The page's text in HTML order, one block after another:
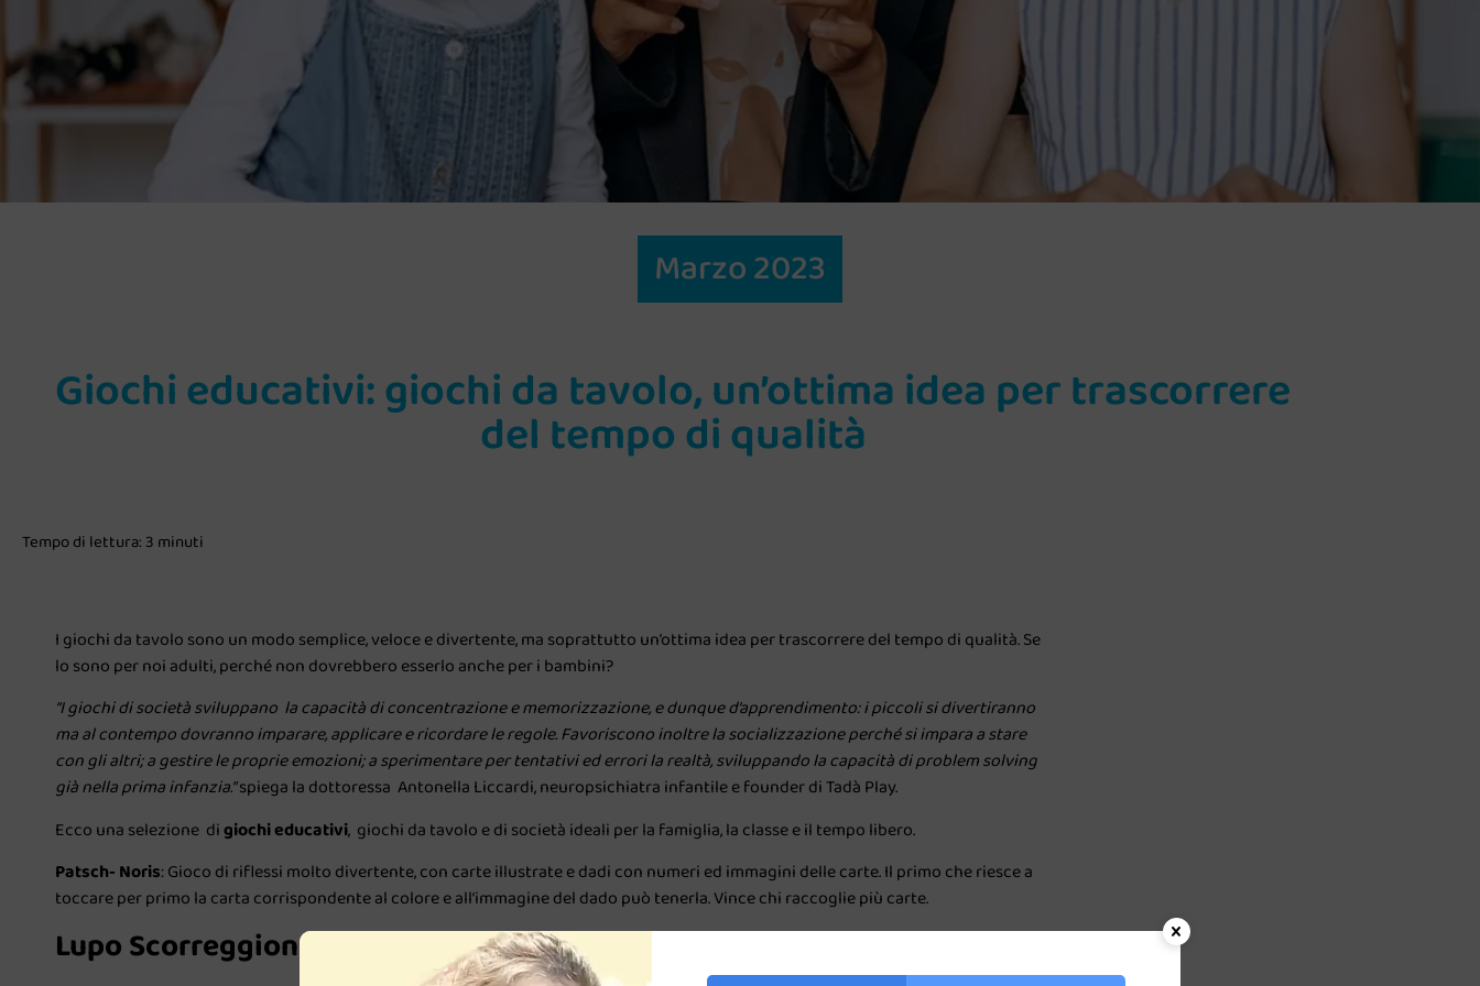
Marzo 2023
Giochi educativi: giochi da tavolo, un’ottima idea per trascorrere
del tempo di qualità
Tempo di lettura: 3 minuti
I giochi da tavolo sono un modo semplice, veloce e divertente, ma soprattutto un’ottima idea per trascorrere del tempo di qualità. Se
lo sono per noi adulti, perché non dovrebbero esserlo anche per i bambini?
“I giochi di società sviluppano la capacità di concentrazione e memorizzazione, e dunque d’apprendimento: i piccoli si divertiranno
ma al contempo dovranno imparare, applicare e ricordare le regole.Favoriscono inoltre la socializzazione perché si impara a stare
con gli altri; a gestire le proprie emozioni; a sperimentare per tentativi ed errori la realtà, sviluppando la capacità di problem solving
già nella prima infanzia.”spiega la dottoressa Antonella Liccardi, neuropsichiatra infantile e founder di Tadà Play.
Ecco una selezione digiochi educativi, giochi da tavolo e di società ideali per la famiglia, la classe e il tempo libero.
Patsch- Noris: Gioco di riflessi molto divertente, con carte illustrate e dadi con numeri ed immagini delle carte. Il primo che riesce a
toccare per primo la carta corrispondente al colore e all’immagine del dado può tenerla. Vince chi raccoglie più carte.
Lupo Scorreggione- Tadà Play :